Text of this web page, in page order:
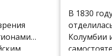
В 1830
Колумбии